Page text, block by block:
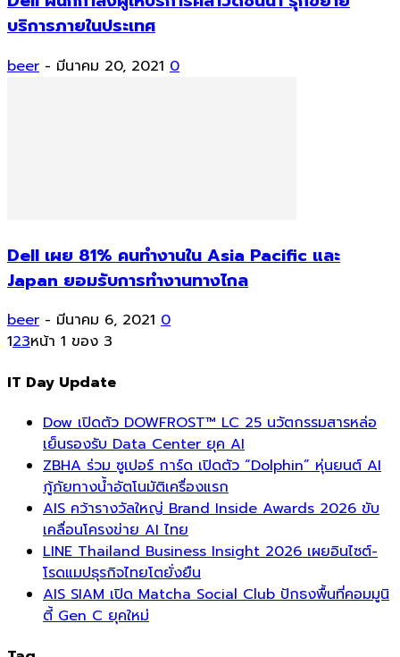
บริการภายในประเทศ
beer - มีนาคม 20, 2021 0
Dell เผย 81% คนทำงานใน Asia Pacific และ
Japan ยอมรับการทำงานทางไกล
beer - มีนาคม 6, 2021 0
123หน้า 1 ของ 3
IT Day Update
Dow เปิดตัว DOWFROST™ LC 25 นวัตกรรมสารหล่อ
เย็นรองรับ Data Center ยุค AI
ZBHA ร่วม ซูเปอร์ การ์ด เปิดตัว “Dolphin” หุ่นยนต์ AI
กู้ภัยทางน้ำอัตโนมัติเครื่องแรก
AIS คว้ารางวัลใหญ่ Brand Inside Awards 2026 ขับ
เคลื่อนโครงข่าย AI ไทย
LINE Thailand Business Insight 2026 เผยอินไซต์-
โรดแมปธุรกิจไทยโตยั่งยืน
AIS SIAM เปิด Matcha Social Club ปักธงพื้นที่คอมมูนิ
ตี้ Gen C ยุคใหม่